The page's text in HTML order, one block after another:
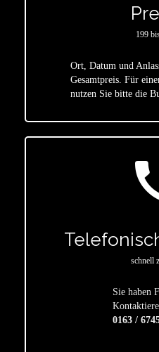
199
Ort, Datum und
Gesamtpreis. Für
nutzen Sie bitte die
schnell
Sie haben
0163 /